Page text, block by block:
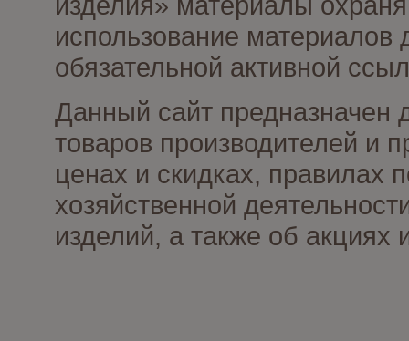
использование материалов
обязательной активной
Данный сайт предназначен
товаров производителей и
ценах и скидках, правилах
хозяйственной
изделий, а также об